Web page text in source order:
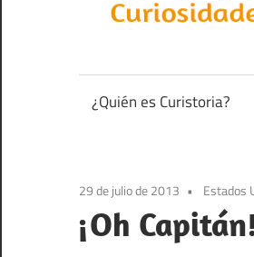
anécdotas
de
¿Quién es Curistoria?
29 de julio de 2013 Estados
¡Oh